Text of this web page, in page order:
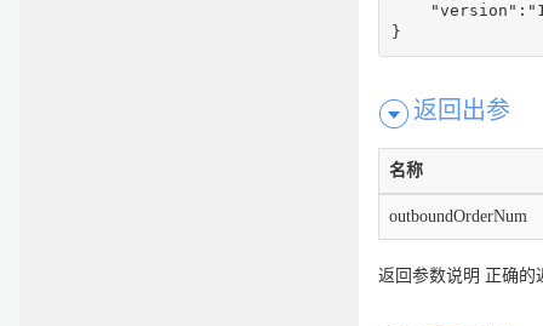
}
返回出参
名称
outboundOrderNum
返回参数说明 正确的